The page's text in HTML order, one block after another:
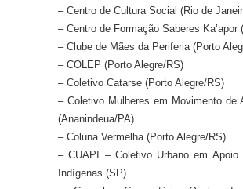
– Centro de Cultura Social (Rio de
– Centro de Formação Saberes Ka’apor
– Clube de Mães da Periferia (Porto
– COLEP (Porto Alegre/RS)
– Coletivo Catarse (Porto Alegre/RS)
– Coletivo Mulheres em Movimento de
(Ananindeua/PA)
– Coluna Vermelha (Porto Alegre/RS)
– CUAPI – Coletivo Urbano em Apoio
Indígenas (SP)